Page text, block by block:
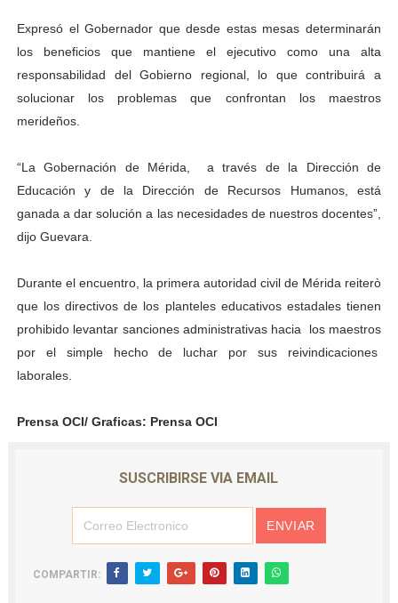
Expresó el Gobernador que desde estas mesas determinarán
los beneficios que mantiene el ejecutivo como una alta
responsabilidad del Gobierno regional, lo que contribuirá a
solucionar los problemas que confrontan los maestros
merideños.
“La Gobernación de Mérida, a través de la Dirección de
Educación y de la Dirección de Recursos Humanos, está
ganada a dar solución a las necesidades de nuestros docentes”,
dijo Guevara.
Durante el encuentro, la primera autoridad civil de Mérida reiterò
que los directivos de los planteles educativos estadales tienen
prohibido levantar sanciones administrativas hacia los maestros
por el simple hecho de luchar por sus reivindicaciones
laborales.
Prensa OCI/ Graficas: Prensa OCI
SUSCRIBIRSE VIA EMAIL
COMPARTIR: